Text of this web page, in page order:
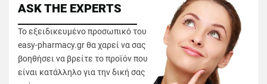
ASK THE EXPERTS
Το εξειδικευμένο προσωπικό του
easy-pharmacy.gr θα χαρεί να σας
βοηθήσει να βρείτε το προϊόν που
είναι κατάλληλο για την δική σας